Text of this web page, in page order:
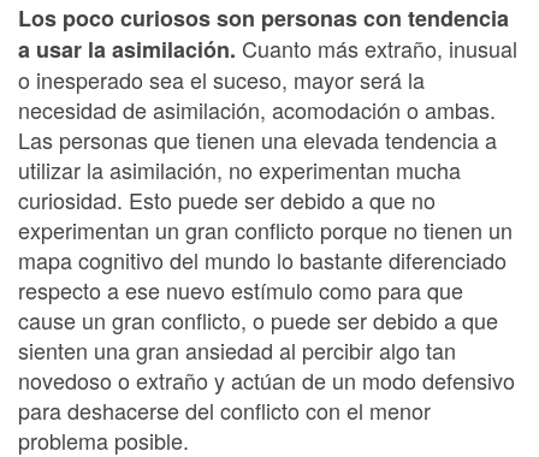
Los poco curiosos son personas con tendencia
a usar la asimilación. Cuanto más extraño, inusual
o inesperado sea el suceso, mayor será la
necesidad de asimilación, acomodación o ambas.
Las personas que tienen una elevada tendencia a
utilizar la asimilación, no experimentan mucha
curiosidad. Esto puede ser debido a que no
experimentan un gran conflicto porque no tienen un
mapa cognitivo del mundo lo bastante diferenciado
respecto a ese nuevo estímulo como para que
cause un gran conflicto, o puede ser debido a que
sienten una gran ansiedad al percibir algo tan
novedoso o extraño y actúan de un modo defensivo
para deshacerse del conflicto con el menor
problema posible.